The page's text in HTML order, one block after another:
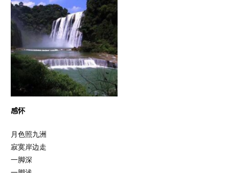
感怀
月色照九洲
寂寞岸边走
一脚深